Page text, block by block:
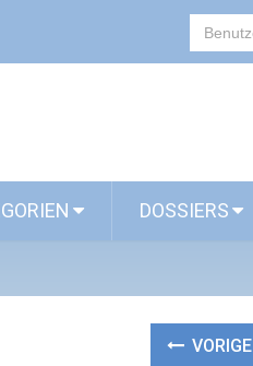
DOSSIERS
VORIGE